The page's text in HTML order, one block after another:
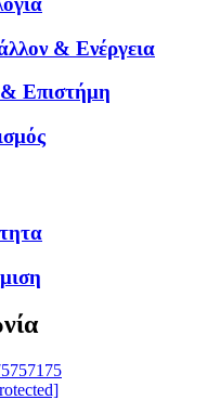
& Ενέργεια
Επιστήμη